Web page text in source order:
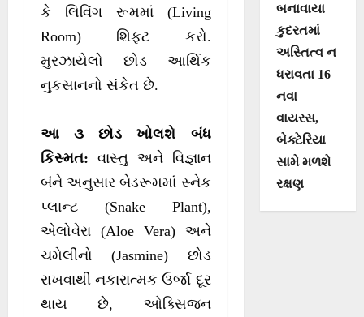
કે લિવિંગ રૂમમાં (Living
Room) શિફ્ટ કરો.
મુરઝાયેલો છોડ આર્થિક
નુકસાનનો સંકેત છે.
આ ૩ છોડ ખોલશે બંધ
કિસ્મત: વાસ્તુ અને વિજ્ઞાન
બંને અનુસાર બેડરૂમમાં સ્નેક
પ્લાન્ટ (Snake Plant),
એલોવેરા (Aloe Vera) અને
ચમેલીનો (Jasmine) છોડ
રાખવાથી નકારાત્મક ઉર્જા દૂર
થાય છે, ઓક્સિજન
બનાવાયા
કુદરતમાં
અસ્તિત્વ ન
ધરાવતા 16
નવા
વાયરસ,
બેક્ટેરિયા
સામે મળશે
રક્ષણ